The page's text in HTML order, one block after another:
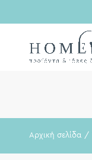
Αρχική σελίδα